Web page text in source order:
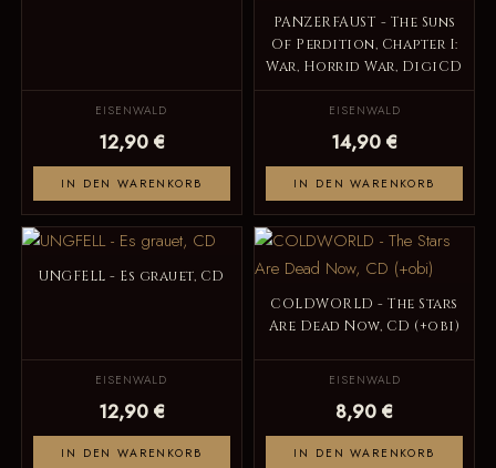
EISENWALD
12,90 €
IN DEN WARENKORB
PANZERFAUST - The Suns
Of Perdition, Chapter I:
War, Horrid War, DigiCD
EISENWALD
14,90 €
IN DEN WARENKORB
UNGFELL - Es grauet, CD
EISENWALD
12,90 €
IN DEN WARENKORB
COLDWORLD - The Stars
Are Dead Now, CD (+obi)
EISENWALD
8,90 €
IN DEN WARENKORB